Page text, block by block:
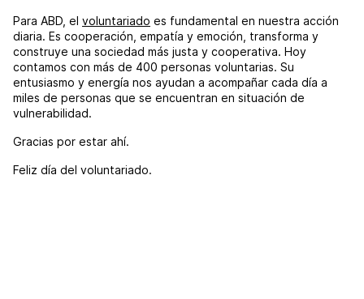
Para ABD, el voluntariado es fundamental en nuestra acción
diaria. Es cooperación, empatía y emoción, transforma y
construye una sociedad más justa y cooperativa. Hoy
contamos con más de 400 personas voluntarias. Su
entusiasmo y energía nos ayudan a acompañar cada día a
miles de personas que se encuentran en situación de
vulnerabilidad.
Gracias por estar ahí.
Feliz día del voluntariado.